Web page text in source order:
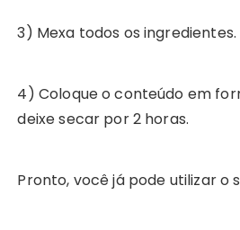
3) Mexa todos os ingredientes.
4) Coloque o conteúdo em
deixe secar por 2 horas.
Pronto, você já pode utilizar o